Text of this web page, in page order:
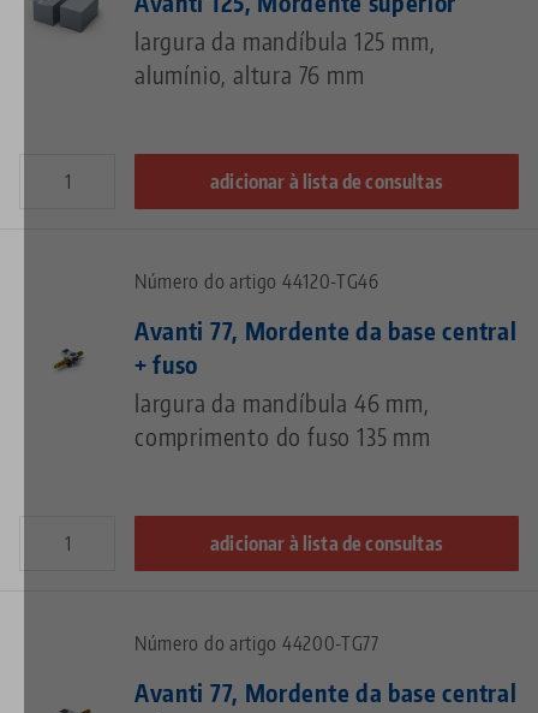
largura da mandíbula 125 mm,
alumínio, altura 76 mm
adicionar à lista de consultas
Número do artigo 44120-TG46
Avanti 77, Mordente da base central
+ fuso
largura da mandíbula 46 mm,
comprimento do fuso 135 mm
adicionar à lista de consultas
Número do artigo 44200-TG77
Avanti 77, Mordente da base central